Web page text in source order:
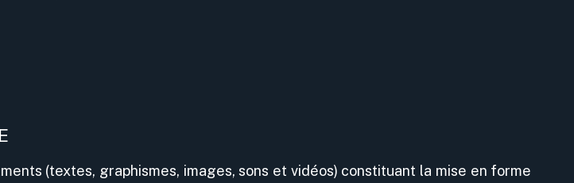
(textes, graphismes, images, sons et vidéos) constituant la mise en forme